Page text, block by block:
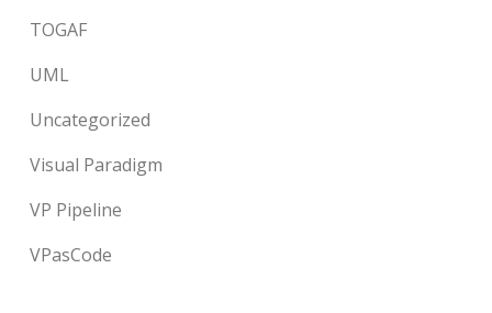
TOGAF
UML
Uncategorized
Visual Paradigm
VP Pipeline
VPasCode